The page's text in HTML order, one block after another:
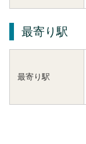
最寄り駅
最寄り駅